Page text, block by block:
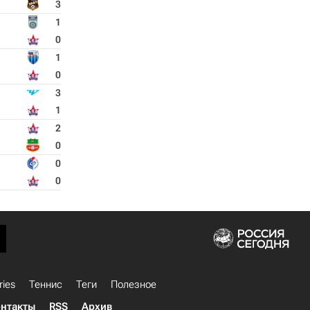
3
1
0
1
0
3
1
2
0
0
0
Теннис Теги
Полезное
RSS Архив